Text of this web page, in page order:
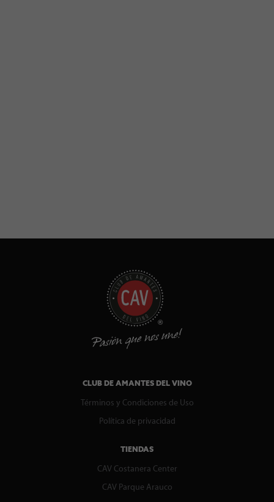
CLUB DE AMANTES DEL VINO
Términos y Condiciones de Uso
Política de privacidad
TIENDAS
CAV Costanera Center
CAV Parque Arauco